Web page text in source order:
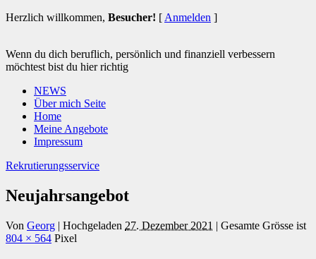
Herzlich willkommen, Besucher! [ Anmelden ]
Wenn du dich beruflich, persönlich und finanziell verbessern
möchtest bist du hier richtig
NEWS
Über mich Seite
Home
Meine Angebote
Impressum
Rekrutierungsservice
Neujahrsangebot
Von Georg | Hochgeladen 27. Dezember 2021 | Gesamte Grösse ist
804 × 564 Pixel